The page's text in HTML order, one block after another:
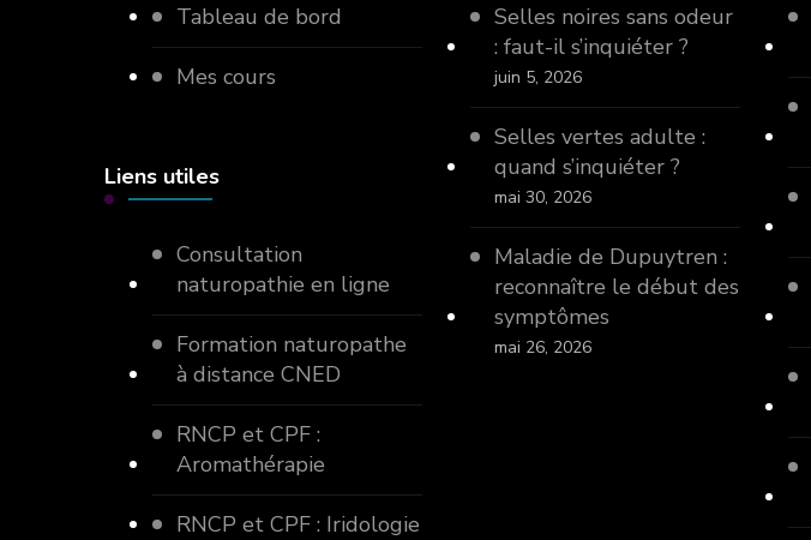
Tableau de bord
Mes cours
Liens utiles
Consultation
naturopathie en ligne
Formation naturopathe
à distance CNED
RNCP et CPF :
Aromathérapie
RNCP et CPF : Iridologie
Selles noires sans odeur
: faut-il s’inquiéter ?
juin 5, 2026
Selles vertes adulte :
quand s’inquiéter ?
mai 30, 2026
Maladie de Dupuytren :
reconnaître le début des
symptômes
mai 26, 2026